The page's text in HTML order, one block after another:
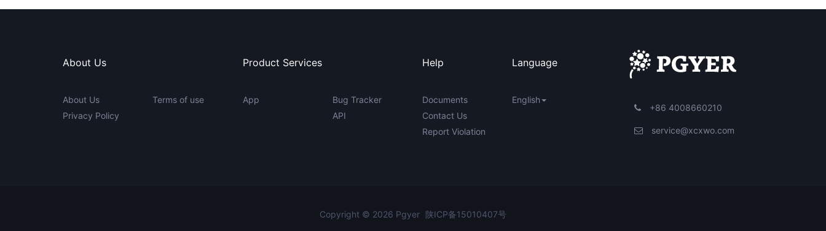
About Us
About Us
Privacy Policy
Terms of use
Product Services
App
Bug Tracker
API
Help
Documents
Contact Us
Report Violation
Language
English
+86 4008660210
service@xcxwo.com
Copyright © 2026 Pgyer 陕ICP备15010407号